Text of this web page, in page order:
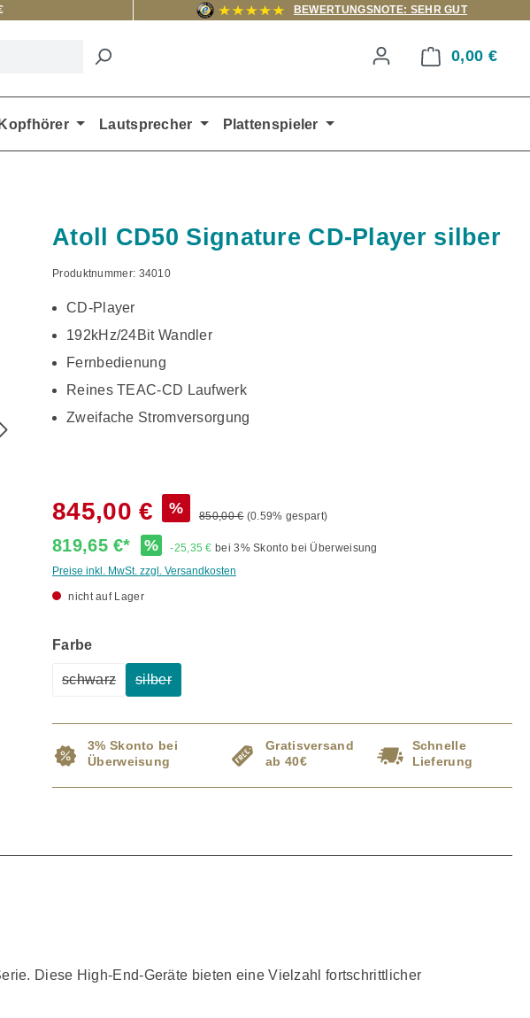
BEWERTUNGSNOTE: SEHR GUT
0,00 €
Kopfhörer Lautsprecher Plattenspieler
Atoll CD50 Signature CD-Player silber
Produktnummer: 34010
CD-Player
192kHz/24Bit Wandler
Fernbedienung
Reines TEAC-CD Laufwerk
Zweifache Stromversorgung
845,00 € % 850,00 € (0.59% gespart)
819,65 €* % -25,35 € bei 3% Skonto bei Überweisung
Preise inkl. MwSt. zzgl. Versandkosten
nicht auf Lager
Farbeauswählen
schwarz silber
3% Skonto bei
Überweisung
Gratisversand
ab 40€
Schnelle
Lieferung
Diese High-End-Geräte bieten eine Vielzahl fortschrittlicher